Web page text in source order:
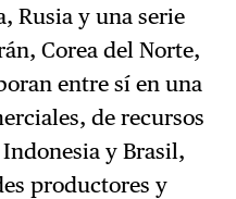
Rusia y una serie
Corea del Norte,
entre sí en una
de recursos
y Brasil,
productores y